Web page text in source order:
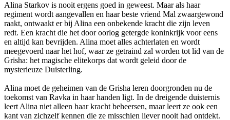
Alina Starkov is nooit ergens goed in geweest. Maar als haar
regiment wordt aangevallen en haar beste vriend Mal zwaargewond
raakt, ontwaakt er bij Alina een onbekende kracht die zijn leven
redt. Een kracht die het door oorlog getergde koninkrijk voor eens
en altijd kan bevrijden. Alina moet alles achterlaten en wordt
meegevoerd naar het hof, waar ze getraind zal worden tot lid van de
Grisha: het magische elitekorps dat wordt geleid door de
mysterieuze Duisterling.
Alina moet de geheimen van de Grisha leren doorgronden nu de
toekomst van Ravka in haar handen ligt. In de dreigende duisternis
leert Alina niet alleen haar kracht beheersen, maar leert ze ook een
kant van zichzelf kennen die ze misschien liever nooit had ontdekt.